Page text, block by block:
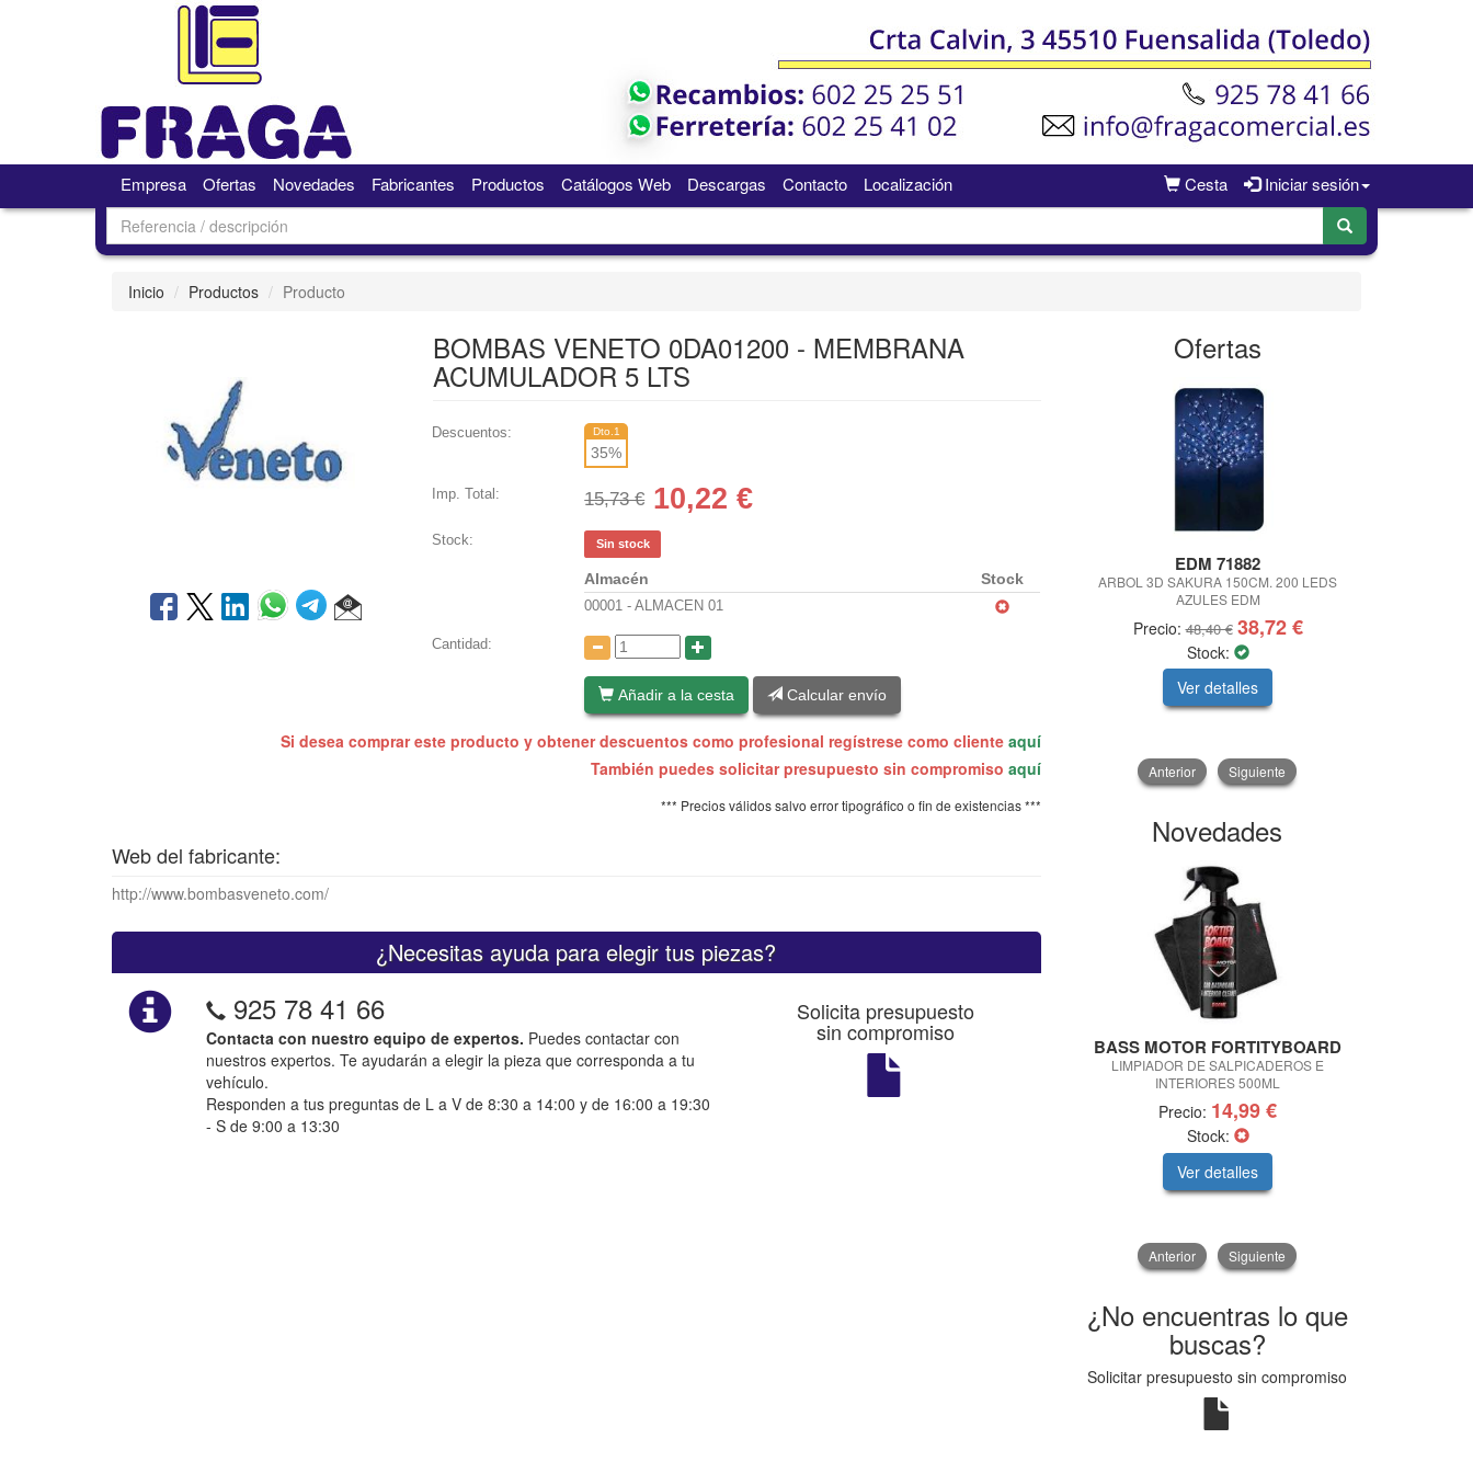
Cesta Iniciar sesión
Empresa Ofertas Novedades Fabricantes Productos Catálogos Web Descargas Contacto Localización
Inicio Productos Producto
BOMBAS VENETO 0DA01200 - MEMBRANA
ACUMULADOR 5 LTS
Descuentos: Dto.1
35%
Imp. Total: 15,73 € 10,22 €
Stock: Sin stock
Almacén Stock
00001 - ALMACEN 01
Cantidad:
Añadir a la cesta Calcular envío
Si desea comprar este producto y obtener descuentos como profesional regístrese como cliente aquí
También puedes solicitar presupuesto sin compromiso aquí
*** Precios válidos salvo error tipográfico o fin de existencias ***
Web del fabricante:
http://www.bombasveneto.com/
¿Necesitas ayuda para elegir tus piezas?
925 78 41 66
Contacta con nuestro equipo de expertos. Puedes contactar con
nuestros expertos. Te ayudarán a elegir la pieza que corresponda a tu
vehículo.
Responden a tus preguntas de L a V de 8:30 a 14:00 y de 16:00 a 19:30
- S de 9:00 a 13:30
Solicita presupuesto
sin compromiso
Ofertas
EDM 71882
ARBOL 3D SAKURA 150CM. 200 LEDS
AZULES EDM
Precio:48,40 € 38,72 €
Stock:
Ver detalles
Anterior Siguiente
Novedades
BASS MOTOR FORTITYBOARD
LIMPIADOR DE SALPICADEROS E
INTERIORES 500ML
Precio: 14,99 €
Stock:
Ver detalles
Anterior Siguiente
¿No encuentras lo que
buscas?
Solicitar presupuesto sin compromiso